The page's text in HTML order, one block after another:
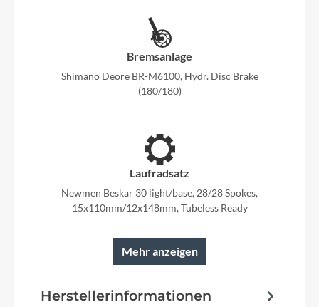
Bremsanlage
Shimano Deore BR-M6100, Hydr. Disc Brake
(180/180)
Laufradsatz
Newmen Beskar 30 light/base, 28/28 Spokes,
15x110mm/12x148mm, Tubeless Ready
Rahmen
Mehr anzeigen
Herstellerinformationen